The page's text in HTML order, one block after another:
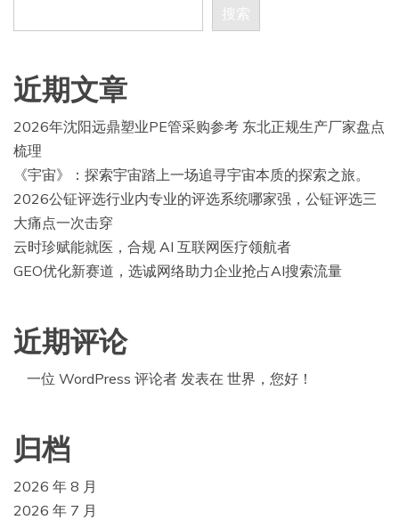
搜索
近期文章
2026年沈阳远鼎塑业PE管采购参考 东北正规生产厂家盘点
梳理
《宇宙》：探索宇宙踏上一场追寻宇宙本质的探索之旅。
2026公钲评选行业内专业的评选系统哪家强，公钲评选三
大痛点一次击穿
云时珍赋能就医，合规 AI 互联网医疗领航者
GEO优化新赛道，选诚网络助力企业抢占AI搜索流量
近期评论
一位 WordPress 评论者 发表在 世界，您好！
归档
2026 年 8 月
2026 年 7 月